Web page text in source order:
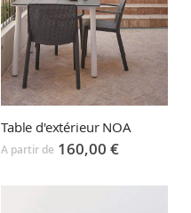
Table d'extérieur NOA
A partir de 160,00 €